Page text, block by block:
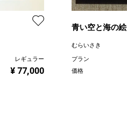
レギュラー
¥ 77,000
青い空と海の絵
むらいさき
プラン
価格